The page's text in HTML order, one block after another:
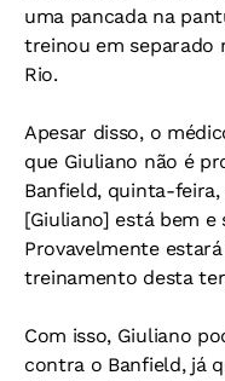
uma pancada na
treinou em separado
Rio.
Apesar disso, o
que Giuliano não é
Banfield, quinta-
[Giuliano] está bem e
Provavelmente
treinamento desta
Com isso, Giuliano
contra o Banfield, já